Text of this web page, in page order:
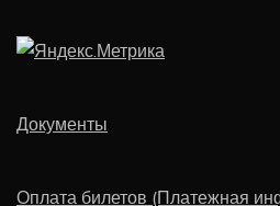
Документы
Оплата билетов (Платежная